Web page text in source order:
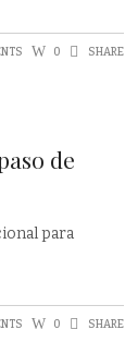
0 SHARE
de
para
0 SHARE